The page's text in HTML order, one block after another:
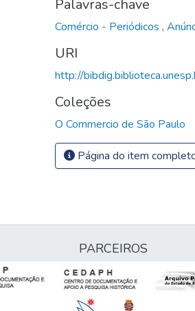
Palavras-chave
Comércio - Periódicos ,
URI
http://
Coleções
O Commercio de São Paulo
Página do item
PARCEIROS